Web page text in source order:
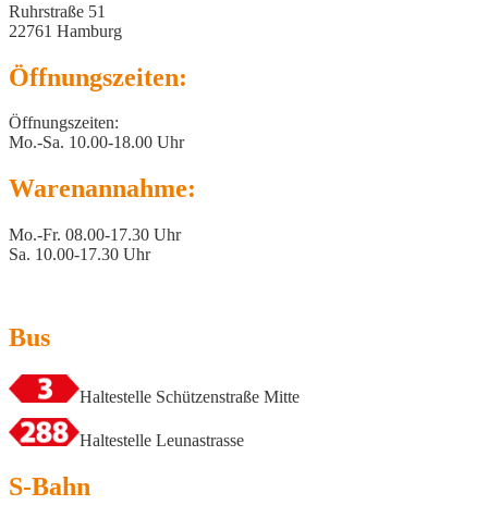
Ruhrstraße 51
22761 Hamburg
Öffnungszeiten:
Öffnungszeiten:
Mo.-Sa. 10.00-18.00 Uhr
Warenannahme:
Mo.-Fr. 08.00-17.30 Uhr
Sa. 10.00-17.30 Uhr
Bus
Haltestelle Schützenstraße Mitte
Haltestelle Leunastrasse
S-Bahn